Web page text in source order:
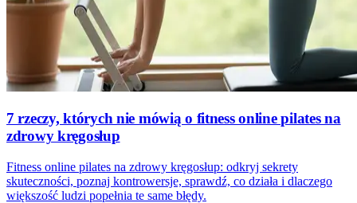
7 rzeczy, których nie mówią o fitness online pilates na
zdrowy kręgosłup
Fitness online pilates na zdrowy kręgosłup: odkryj sekrety
skuteczności, poznaj kontrowersje, sprawdź, co działa i dlaczego
większość ludzi popełnia te same błędy.